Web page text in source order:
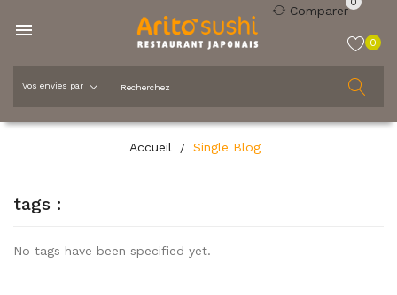

Comparer
0
Accueil Single Blog
tags :
No tags have been specified yet.